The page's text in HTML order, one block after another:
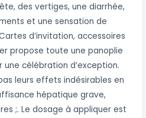
des vertiges, une diarrhée,
et une sensation de
d’invitation, accessoires
propose toute une panoplie
célébration d’exception.
leurs effets indésirables en
hépatique grave,
;. Le dosage à appliquer est